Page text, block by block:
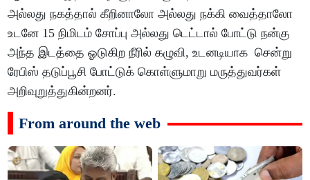
அல்லது நகத்தால் கீறினாலோ அல்லது நக்கி வைத்தாலோ
உடனே 15 நிமிடம் சோப்பு அல்லது டெட்டால் போட்டு நன்கு
அந்த இடத்தை ஓடுகிற நீரில் கழுவி, உடனடியாக சென்று
ரேபிஸ் தடுப்பூசி போட்டுக் கொள்ளுமாறு மருத்துவர்கள்
அறிவுறுத்துகின்றனர்.
From around the web